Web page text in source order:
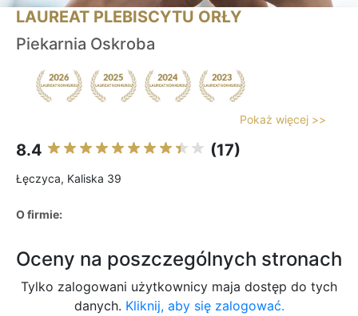
LAUREAT PLEBISCYTU ORŁY
Piekarnia Oskroba
Pokaż więcej >>
8.4 (17)
Łęczyca, Kaliska 39
O firmie:
Oceny na poszczególnych stronach
Tylko zalogowani użytkownicy maja dostęp do tych
danych. Kliknij, aby się zalogować.